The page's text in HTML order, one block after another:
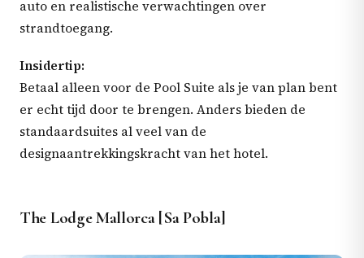
auto en realistische verwachtingen over
strandtoegang.
Insidertip:
Betaal alleen voor de Pool Suite als je van plan bent
er echt tijd door te brengen. Anders bieden de
standaardsuites al veel van de
designaantrekkingskracht van het hotel.
The Lodge Mallorca [Sa Pobla]